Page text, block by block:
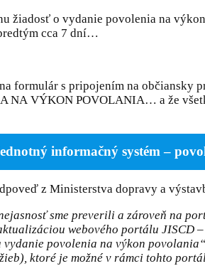
žiadosť o vydanie povolenia na
cca 7 dní…
formulár s pripojením na občiansky
NA VÝKON POVOLANIA… a že
informačný systém –
z Ministerstva dopravy a
sme preverili a zároveň na
webového portálu JISCD
vydanie povolenia na výkon
ktoré je možné v rámci tohto